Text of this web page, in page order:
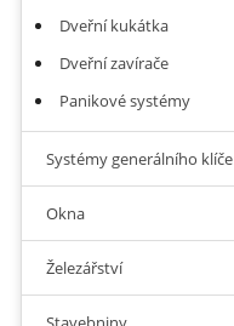
Dveřní kukátka
Dveřní zavírače
Panikové systémy
Systémy generálního klíče
Okna
Železářství